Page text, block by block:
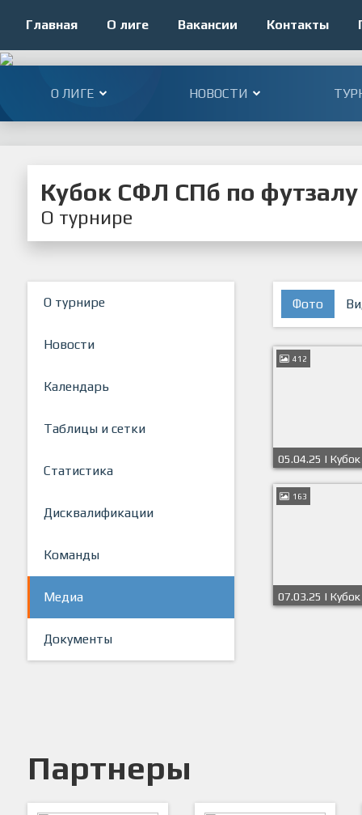
Главная О лиге Вакансии Контакты
О ЛИГЕ НОВОСТИ
Кубок СФЛ СПб по футзалу
О турнире
О турнире
Новости
Календарь
Таблицы и сетки
Статистика
Дисквалификации
Команды
Медиа
Документы
Фото
412
05.04.25 | Кубок
2025г | Финал
163
07.03.25 | Кубок
2025г | 1/8
Партнеры